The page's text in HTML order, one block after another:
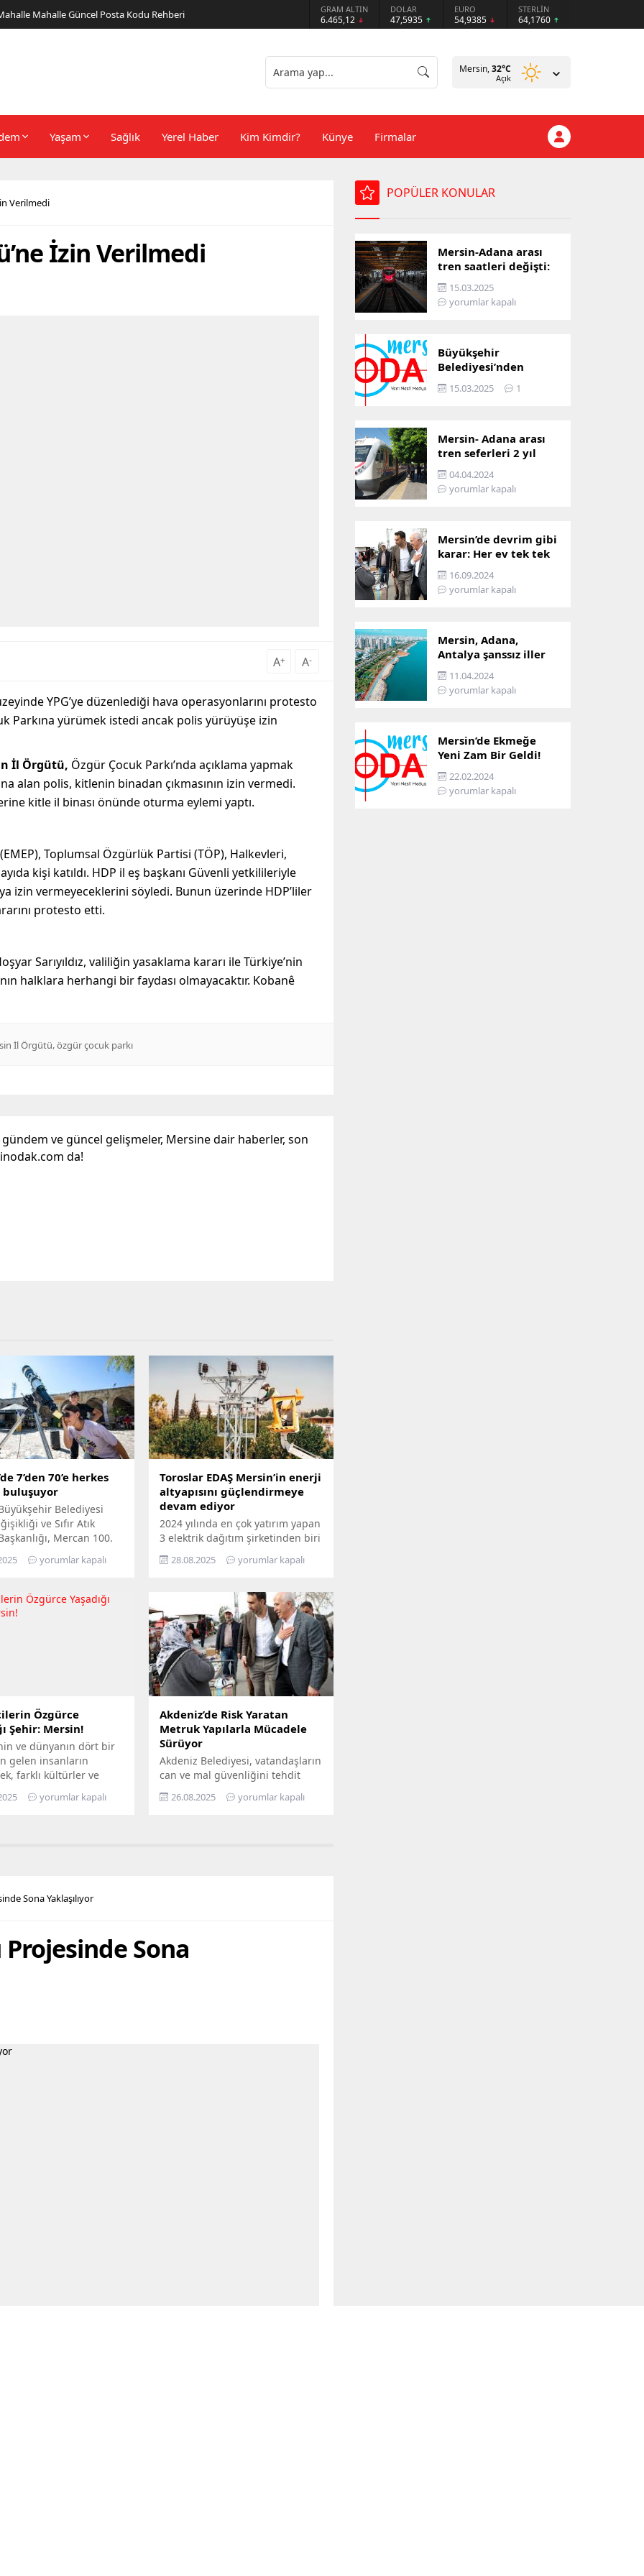
Önerileri GRAM ALTIN
6.465,12
DOLAR
47,5935
EURO
54,9385
STERLİN
64,1760
Mersin,32°C
Açık
Yaşam Sağlık Yerel Haber Kim Kimdir? Künye Firmalar
Verilmedi
İzin Verilmedi
A+ A-
YPG’ye düzenlediği hava operasyonlarını protesto
Parkına yürümek istedi ancak polis yürüyüşe izin
İl Örgütü, Özgür Çocuk Parkı’nda açıklama yapmak
alan polis, kitlenin binadan çıkmasının izin vermedi.
kitle il binası önünde oturma eylemi yaptı.
Toplumsal Özgürlük Partisi (TÖP), Halkevleri,
kişi katıldı. HDP il eş başkanı Güvenli yetkilileriyle
izin vermeyeceklerini söyledi. Bunun üzerinde HDP’liler
protesto etti.
Sarıyıldız, valiliğin yasaklama kararı ile Türkiye’nin
halklara herhangi bir faydası olmayacaktır. Kobanê
İl Örgütü,özgür çocuk parkı
ve güncel gelişmeler, Mersine dair haberler, son
da!
7’den 70’e herkes
Belediyesi
ve Sıfır Atık
Mercan 100.
Çevre Bilim Merkezi’ni
için bilimi
Hepimizin, Bilim Her
yola çıkan
yorumlar kapalı
Toroslar EDAŞ Mersin’in enerji
altyapısını güçlendirmeye
devam ediyor
2024 yılında en çok yatırım yapan
3 elektrik dağıtım şirketinden biri
olan Toroslar EDAŞ, 2025 yılının
ilk 6 ayında Türkiye’nin en
Mersin’de gerçekleştirdiği 381
milyon TL’yi aşan yatırımla, enerji
altyapısını bugünün ihtiyaçlarına
uygun biçimde yenilerken,
geleceğin artan taleplerine de
hazır hâle getiriyor Türkiye’nin
enerji dönüşümüne öncülük...
28.08.2025 yorumlar kapalı
Özgürce
Şehir: Mersin!
ve dünyanın dört bir
gelen insanların
farklı kültürler ve
bir arada kardeşçe ve
yaşadığı Mersin,
alabilmesine destek
yorumlar kapalı
Akdeniz’de Risk Yaratan
Metruk Yapılarla Mücadele
Sürüyor
Akdeniz Belediyesi, vatandaşların
can ve mal güvenliğini tehdit
eden, yarattığı görsel kirliliğin
yanı sıra kimi zaman sosyal
26.08.2025 yorumlar kapalı
Sona Yaklaşılıyor
Projesinde Sona
POPÜLER KONULAR
Mersin-Adana arası
tren saatleri değişti:
İşte yeni ulaşım listesi
15.03.2025
yorumlar kapalı
Büyükşehir
Belediyesi’nden
Mersin ve Adana arası
ulaşım başladı
15.03.2025 1
Mersin- Adana arası
tren seferleri 2 yıl
boyunca
çalışmayacak
04.04.2024
yorumlar kapalı
Mersin’de devrim gibi
karar: Her ev tek tek
incelenecek!
16.09.2024
yorumlar kapalı
Mersin, Adana,
Antalya şanssız iller
arasına girdi: İşte
sebebi…
11.04.2024
yorumlar kapalı
Mersin’de Ekmeğe
Yeni Zam Bir Geldi!
İşte Mersin’in Zamlı
Ekmek Fiyatı!
22.02.2024
yorumlar kapalı